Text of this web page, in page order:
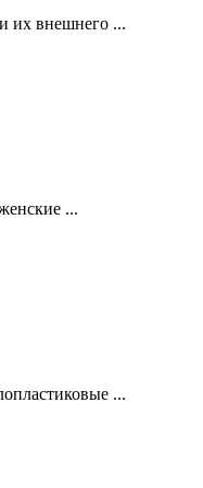
их внешнего ...
...
...